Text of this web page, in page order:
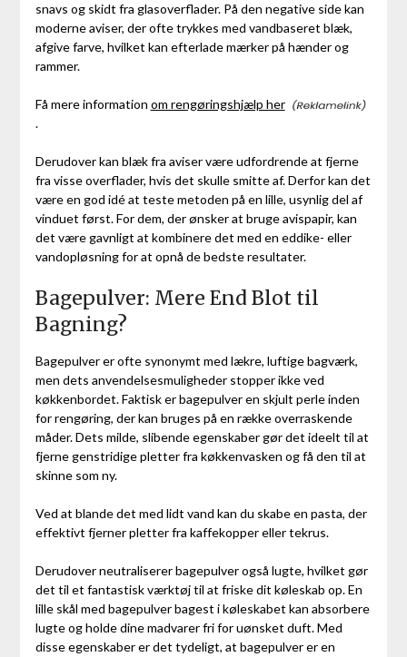
snavs og skidt fra glasoverflader. På den negative side kan
moderne aviser, der ofte trykkes med vandbaseret blæk,
afgive farve, hvilket kan efterlade mærker på hænder og
rammer.
Få mere information om rengøringshjælp her
.
Derudover kan blæk fra aviser være udfordrende at fjerne
fra visse overflader, hvis det skulle smitte af. Derfor kan det
være en god idé at teste metoden på en lille, usynlig del af
vinduet først. For dem, der ønsker at bruge avispapir, kan
det være gavnligt at kombinere det med en eddike- eller
vandopløsning for at opnå de bedste resultater.
Bagepulver: Mere End Blot til
Bagning?
Bagepulver er ofte synonymt med lækre, luftige bagværk,
men dets anvendelsesmuligheder stopper ikke ved
køkkenbordet. Faktisk er bagepulver en skjult perle inden
for rengøring, der kan bruges på en række overraskende
måder. Dets milde, slibende egenskaber gør det ideelt til at
fjerne genstridige pletter fra køkkenvasken og få den til at
skinne som ny.
Ved at blande det med lidt vand kan du skabe en pasta, der
effektivt fjerner pletter fra kaffekopper eller tekrus.
Derudover neutraliserer bagepulver også lugte, hvilket gør
det til et fantastisk værktøj til at friske dit køleskab op. En
lille skål med bagepulver bagest i køleskabet kan absorbere
lugte og holde dine madvarer fri for uønsket duft. Med
disse egenskaber er det tydeligt, at bagepulver er en